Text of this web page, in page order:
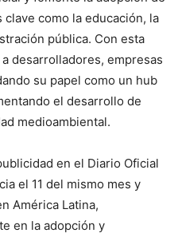
como la educación, la
pública. Con esta
desarrolladores, empresas
su papel como un hub
el desarrollo de
medioambiental.
en el Diario Oficial
el 11 del mismo mes y
América Latina,
en la adopción y